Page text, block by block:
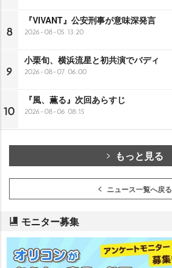
8
『VIVANT』公安刑事が意味深発言
2026-08-05 13:20
9
小栗旬、横浜流星と初共演でバディ
2026-08-07 06:00
10
『風、薫る』次回あらすじ
2026-08-06 08:15
もっと見る
ニュース一覧へ戻る
モニター募集